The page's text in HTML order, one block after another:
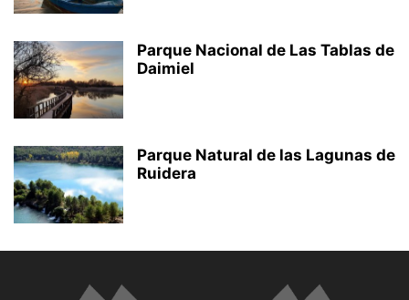
Parque Nacional de Las Tablas de
Daimiel
Parque Natural de las Lagunas de
Ruidera